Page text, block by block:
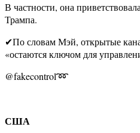
В частности, она
Трампа.
✔По словам Мэй, открытые
«остаются ключом для
@fakecontrol➿
США